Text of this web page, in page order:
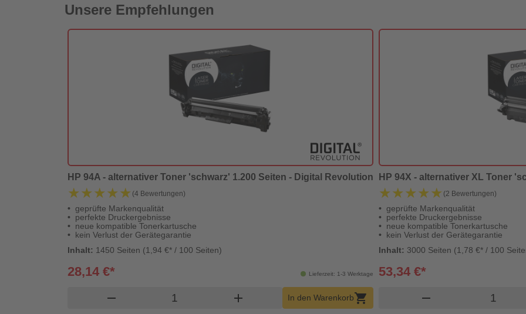
Unsere Empfehlungen
HP 94A - alternativer Toner 'schwarz' 1.200 Seiten - Digital Revolution
★★★★★
★★★★★ (4 Bewertungen)
geprüfte Markenqualität
perfekte Druckergebnisse
neue kompatible Tonerkartusche
kein Verlust der Gerätegarantie
Inhalt: 1450 Seiten (1,94 €* / 100 Seiten)
Lieferzeit: 1-3 Werktage
28,14 €*
remove Produkt Warenkorb Menge
add In den Warenkorbshopping_cart
HP 94X - alternativer XL Toner
★★★★★
★★★★★ (2 Bewertungen)
geprüfte Markenqualität
perfekte Druckergebnisse
neue kompatible Tonerkartusche
kein Verlust der Gerätegarantie
Inhalt: 3000 Seiten (1,78 €* / 100
53,34 €*
remove Produkt